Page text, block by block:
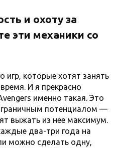
и охоту за
эти механики со
игр, которые хотят занять
И я прекрасно
именно такая. Это
потенциалом —
выжать из нее максимум.
два-три года на
можно сделать одну,